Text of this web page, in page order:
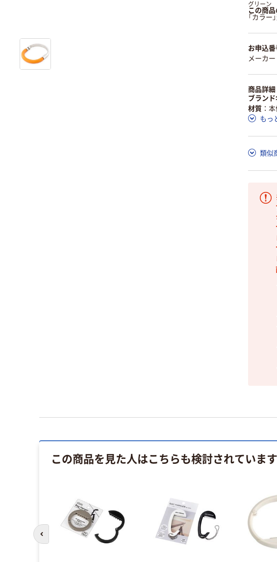
グリーン
この商
「カラー
お申込
メーカー
商品詳細
ブランド
材質
本
もっ
類似
この商品を見た人はこちらも検討されています
前のスライドへ